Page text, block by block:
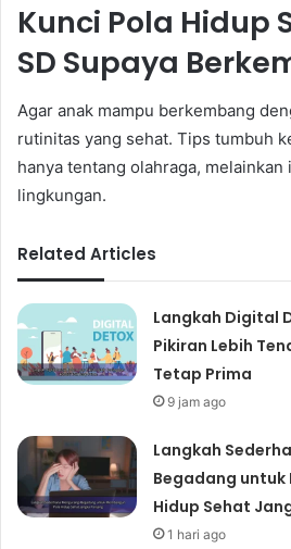
Kunci Pola Hidup
SD Supaya
Agar anak mampu berkembang
rutinitas yang sehat. Tips tumbuh
hanya tentang olahraga, melainkan
lingkungan.
Related Articles
Langkah Digital
Pikiran Lebih
Tetap Prima
9 jam ago
Langkah
Begadang untuk
Hidup Sehat
1 hari ago